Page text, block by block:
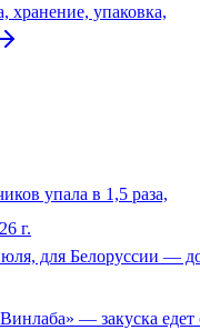
упаковка,
упала в 1,5 раза,
г.
для Белоруссии —
— закуска едет